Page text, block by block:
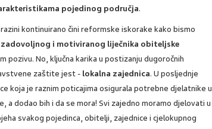
pojedinog područja.
kontinuirano čini reformske iskorake kako bismo
zadovoljnog i motiviranog liječnika obiteljske
No, ključna karika u postizanju dugoročnih
zaštite jest - lokalna zajednica. U posljednje
koja je raznim poticajima osigurala potrebne djelatnike u
a dodao bih i da se mora! Svi zajedno moramo djelovati u
svakog pojedinca, obitelji, zajednice i cjelokupnog